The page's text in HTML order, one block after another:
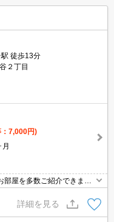
徒歩13分
２丁目
7,000円)
月
屋を多数ご紹介できます♪
お問い合わせください！
詳細を見る